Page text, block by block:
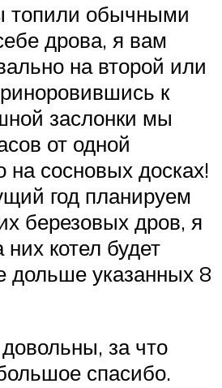
топили обычными
дрова, я вам
на второй или
к
заслонки мы
от одной
на сосновых досках!
год планируем
березовых дров, я
котел будет
дольше указанных 8
за что
спасибо.